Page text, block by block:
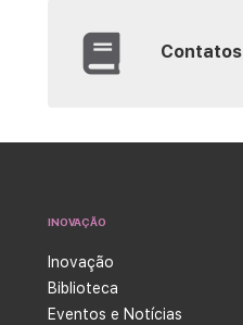
Contatos
INOVAÇÃO
Inovação
Biblioteca
Eventos e Notícias